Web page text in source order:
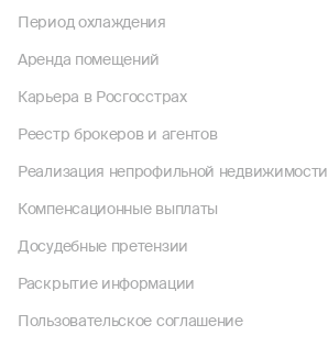
Период охлаждения
Аренда помещений
Карьера в Росгосстрах
Реестр брокеров и агентов
Реализация непрофильной недвижимости
Компенсационные выплаты
Досудебные претензии
Раскрытие информации
Пользовательское соглашение